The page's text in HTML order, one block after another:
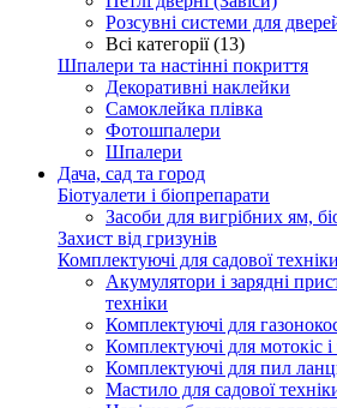
Розсувні системи для
Всі категорії (13)
Шпалери та настінні покриття
Декоративні наклейки
Самоклейка плівка
Фотошпалери
Шпалери
Дача, сад та город
Біотуалети і біопрепарати
Засоби для вигрібних ям,
Захист від гризунів
Комплектуючі для садової техніки
Акумулятори і зарядні
техніки
Комплектуючі для
Комплектуючі для мотокіс і
Комплектуючі для пил
Мастило для садової